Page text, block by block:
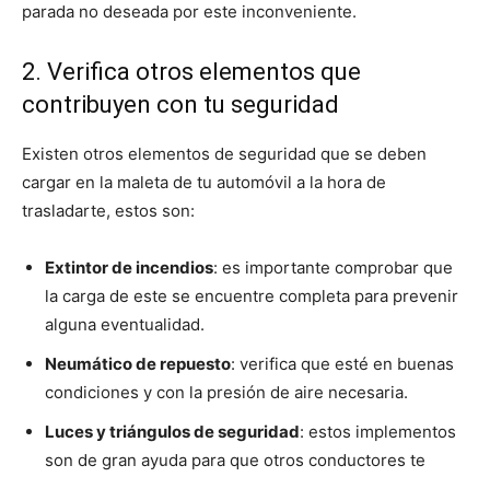
parada no deseada por este inconveniente.
2. Verifica otros elementos que
contribuyen con tu seguridad
Existen otros elementos de seguridad que se deben
cargar en la maleta de tu automóvil a la hora de
trasladarte, estos son:
Extintor de incendios: es importante comprobar que
la carga de este se encuentre completa para prevenir
alguna eventualidad.
Neumático de repuesto: verifica que esté en buenas
condiciones y con la presión de aire necesaria.
Luces y triángulos de seguridad: estos implementos
son de gran ayuda para que otros conductores te